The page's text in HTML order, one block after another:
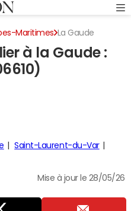
Maritimes La Gaude
à la Gaude :
Saint-Laurent-du-Var
Mise à jour le 28/05/26